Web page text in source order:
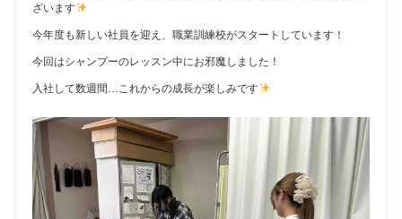
ざいます
今年度も新しい社員を迎え、職業訓練校がスタートしています！
今回はシャンプーのレッスン中にお邪魔しました！
入社して数週間…これからの成長が楽しみです